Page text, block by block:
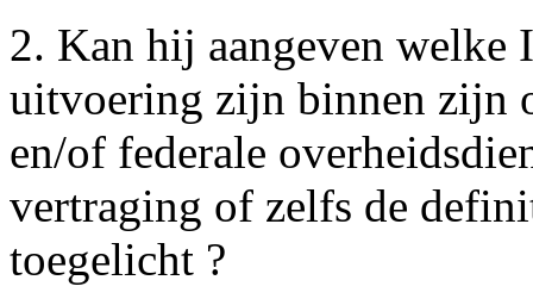
2. Kan hij aangeven welke
uitvoering zijn binnen zijn
en/of federale
vertraging of zelfs de
toegelicht ?